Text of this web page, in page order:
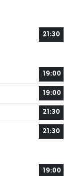
21:30
19:00
19:00
21:30
21:30
19:00